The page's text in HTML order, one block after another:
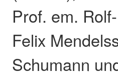
Prof. em.
Felix
Schumann